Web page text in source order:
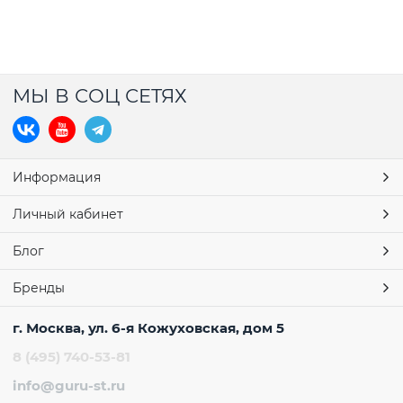
МЫ В СОЦ СЕТЯХ
Информация
Личный кабинет
Блог
Бренды
г. Москва, ул. 6-я Кожуховская, дом 5
8 (495) 740-53-81
info@guru-st.ru